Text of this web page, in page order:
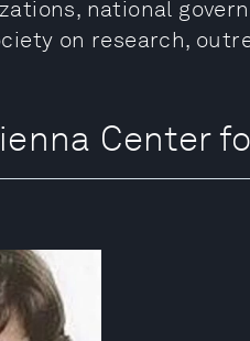
national
on research,
Center